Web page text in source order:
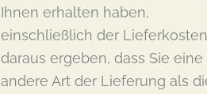
Ihnen erhalten haben,
einschließlich der
daraus ergeben, dass Sie eine
andere Art der Lieferung als